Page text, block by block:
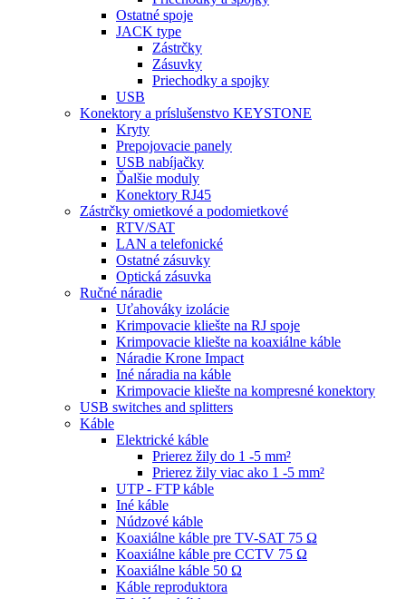
Ostatné spoje
JACK type
Zástrčky
Zásuvky
Priechodky a spojky
USB
Konektory a príslušenstvo KEYSTONE
Kryty
Prepojovacie panely
USB nabíjačky
Ďalšie moduly
Konektory RJ45
Zástrčky omietkové a podomietkové
RTV/SAT
LAN a telefonické
Ostatné zásuvky
Optická zásuvka
Ručné náradie
Uťahováky izolácie
Krimpovacie kliešte na RJ spoje
Krimpovacie kliešte na koaxiálne káble
Náradie Krone Impact
Iné náradia na káble
Krimpovacie kliešte na kompresné konektory
USB switches and splitters
Káble
Elektrické káble
Prierez žily do 1 -5 mm²
Prierez žily viac ako 1 -5 mm²
UTP - FTP káble
Iné káble
Núdzové káble
Koaxiálne káble pre TV-SAT 75 Ω
Koaxiálne káble pre CCTV 75 Ω
Koaxiálne káble 50 Ω
Káble reproduktora